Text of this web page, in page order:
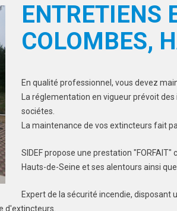
ENTRETIENS
COLOMBES,
En qualité professionnel, vous devez
La réglementation en vigueur prévoit
sociétes.
La maintenance de vos extincteurs fait
SIDEF propose une prestation
Hauts-de-Seine et ses alentours ainsi
Expert de la sécurité incendie, disposant
d'extincteurs.